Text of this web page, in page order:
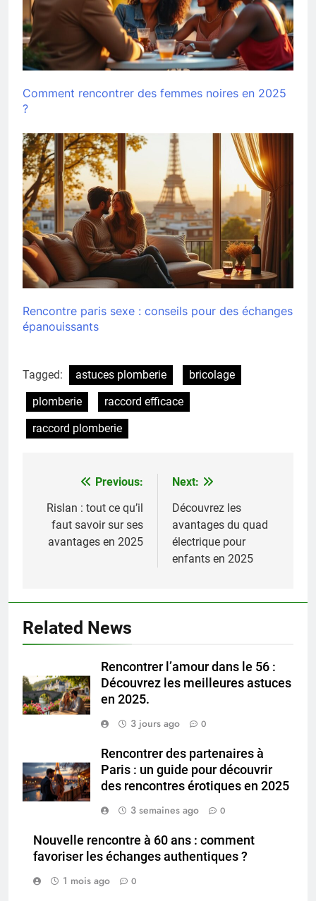
Comment rencontrer des femmes noires en 2025
?
Rencontre paris sexe : conseils pour des échanges
épanouissants
Tagged: astuces plomberie
bricolage
plomberie
raccord efficace
raccord plomberie
Navigation
de
l’article
Previous:
Rislan : tout ce qu’il
faut savoir sur ses
avantages en 2025
Next:
Découvrez les
avantages du quad
électrique pour
enfants en 2025
Related News
Rencontrer l’amour dans le 56 :
Découvrez les meilleures astuces
en 2025.
3 jours ago
0
Rencontrer des partenaires à
Paris : un guide pour découvrir
des rencontres érotiques en 2025
3 semaines ago
0
Nouvelle rencontre à 60 ans : comment
favoriser les échanges authentiques ?
1 mois ago
0